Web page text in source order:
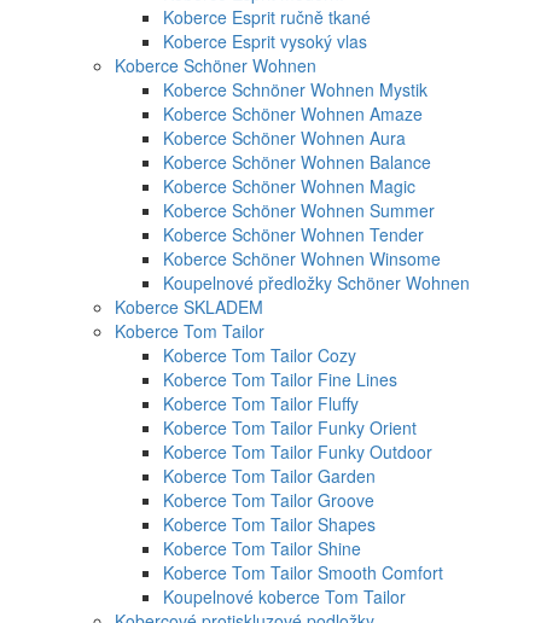
Koberce Esprit ručně tkané
Koberce Esprit vysoký vlas
Koberce Schöner Wohnen
Koberce Schnöner Wohnen Mystik
Koberce Schöner Wohnen Amaze
Koberce Schöner Wohnen Aura
Koberce Schöner Wohnen Balance
Koberce Schöner Wohnen Magic
Koberce Schöner Wohnen Summer
Koberce Schöner Wohnen Tender
Koberce Schöner Wohnen Winsome
Koupelnové předložky Schöner Wohnen
Koberce SKLADEM
Koberce Tom Tailor
Koberce Tom Tailor Cozy
Koberce Tom Tailor Fine Lines
Koberce Tom Tailor Fluffy
Koberce Tom Tailor Funky Orient
Koberce Tom Tailor Funky Outdoor
Koberce Tom Tailor Garden
Koberce Tom Tailor Groove
Koberce Tom Tailor Shapes
Koberce Tom Tailor Shine
Koberce Tom Tailor Smooth Comfort
Koupelnové koberce Tom Tailor